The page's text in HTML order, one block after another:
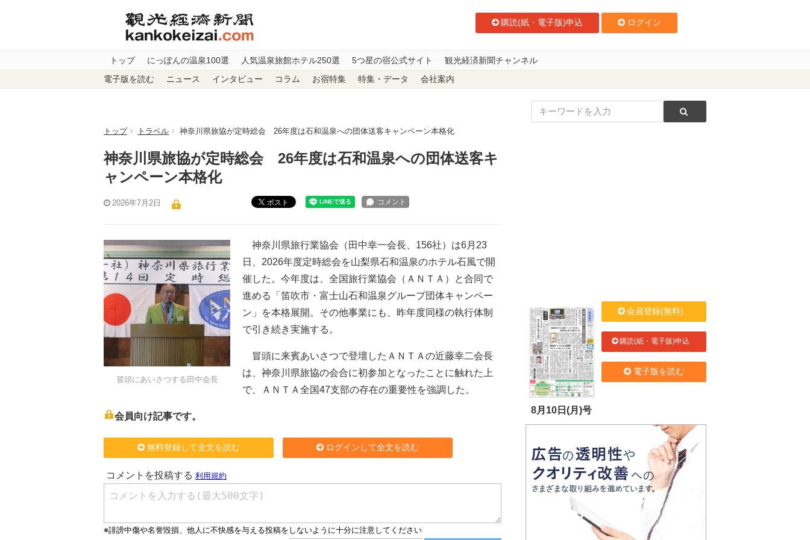
購読(紙・電子版)申込 ログイン
トップ にっぽんの温泉100選 人気温泉旅館ホテル250選 5つ星の宿公式サイト 観光経済新聞チャンネル
電子版を読む ニュース インタビュー コラム お宿特集 特集・データ 会社案内
トップ トラベル 神奈川県旅協が定時総会 26年度は石和温泉への団体送客キャンペーン本格化
神奈川県旅協が定時総会 26年度は石和温泉への団体送客キ
ャンペーン本格化
2026年7月2日 ポスト
冒頭にあいさつする田中会長
神奈川県旅行業協会（田中幸一会長、156社）は6月23
日、2026年度定時総会を山梨県石和温泉のホテル石風で開
催した。今年度は、全国旅行業協会（ＡＮＴＡ）と合同で
進める「笛吹市・富士山石和温泉グループ団体キャンペー
ン」を本格展開。その他事業にも、昨年度同様の執行体制
で引き続き実施する。
冒頭に来賓あいさつで登壇したＡＮＴＡの近藤幸二会長
は、神奈川県旅協の会合に初参加となったことに触れた上
で、ＡＮＴＡ全国47支部の存在の重要性を強調した。
会員向け記事です。
無料登録して全文を読む ログインして全文を読む
8月10日(月)号
会員登録(無料)
購読(紙・電子版)申込
電子版を読む